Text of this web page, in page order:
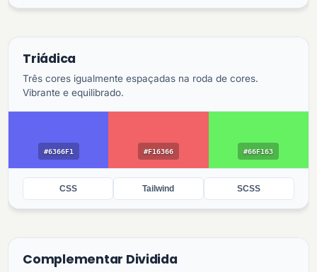
Triádica
Três cores igualmente espaçadas na roda de cores.
Vibrante e equilibrado.
#6366F1 #F16366 #66F163
CSS Tailwind SCSS
Complementar Dividida